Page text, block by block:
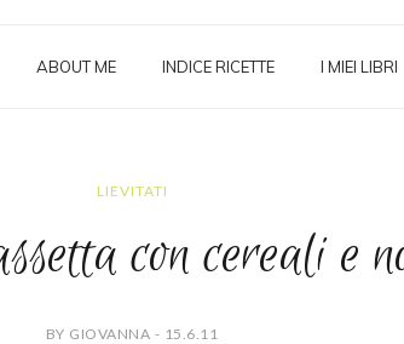
ABOUT ME INDICE RICETTE I MIEI LIBRI
LIEVITATI
con cereali e
BY GIOVANNA - 15.6.11